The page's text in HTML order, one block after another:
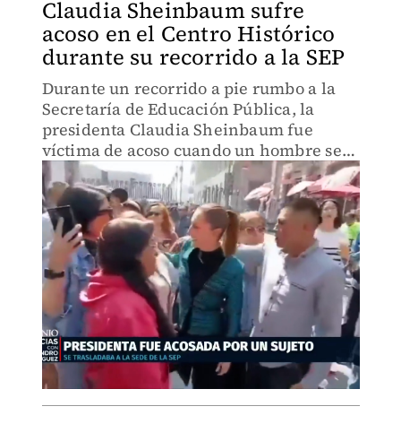
Claudia Sheinbaum sufre
acoso en el Centro Histórico
durante su recorrido a la SEP
Durante un recorrido a pie rumbo a la
Secretaría de Educación Pública, la
presidenta Claudia Sheinbaum fue
víctima de acoso cuando un hombre se
le acercó e intentó besarla. El incidente
ocurrió mientras saludaba a jóvenes.